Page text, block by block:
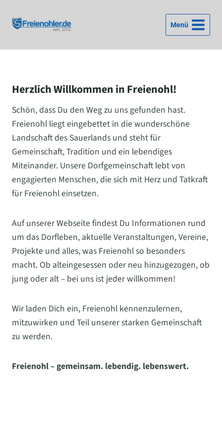
Inhalt
springen
Menü
Herzlich Willkommen in Freienohl!
Schön, dass Du den Weg zu uns gefunden hast.
Freienohl liegt eingebettet in die wunderschöne
Landschaft des Sauerlands und steht für
Gemeinschaft, Tradition und ein lebendiges
Miteinander. Unsere Dorfgemeinschaft lebt von
engagierten Menschen, die sich mit Herz und Tatkraft
für Freienohl einsetzen.
Auf unserer Webseite findest Du Informationen rund
um das Dorfleben, aktuelle Veranstaltungen, Vereine,
Projekte und alles, was Freienohl so besonders
macht. Ob alteingesessen oder neu hinzugezogen, ob
jung oder alt – bei uns ist jeder willkommen!
Wir laden Dich ein, Freienohl kennenzulernen,
mitzuwirken und Teil unserer starken Gemeinschaft
zu werden.
Freienohl – gemeinsam. lebendig. lebenswert.